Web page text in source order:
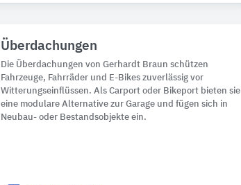
Überdachungen
Die Überdachungen von Gerhardt Braun schützen
Fahrzeuge, Fahrräder und E-Bikes zuverlässig vor
Witterungseinflüssen. Als Carport oder Bikeport bieten sie
eine modulare Alternative zur Garage und fügen sich in
Neubau- oder Bestandsobjekte ein.